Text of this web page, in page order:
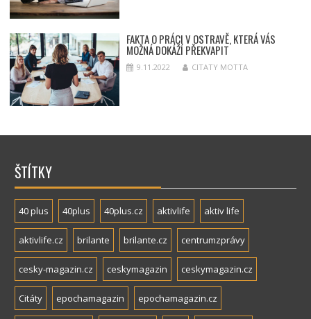
FAKTA O PRÁCI V OSTRAVĚ, KTERÁ VÁS
MOŽNÁ DOKÁŽÍ PŘEKVAPIT
9.11.2022 CITATY MOTTA
ŠTÍTKY
40 plus 40plus 40plus.cz aktivlife aktiv life
aktivlife.cz brilante brilante.cz centrumzprávy
cesky-magazin.cz ceskymagazin ceskymagazin.cz
Citáty epochamagazin epochamagazin.cz